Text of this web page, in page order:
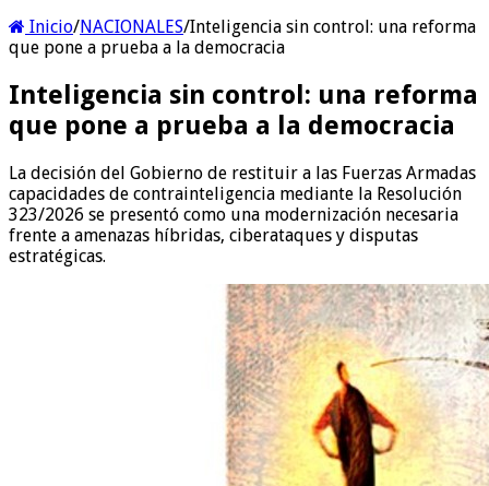
Inicio/NACIONALES/Inteligencia sin control: una reforma
que pone a prueba a la democracia
Inteligencia sin control: una reforma
que pone a prueba a la democracia
La decisión del Gobierno de restituir a las Fuerzas Armadas
capacidades de contrainteligencia mediante la Resolución
323/2026 se presentó como una modernización necesaria
frente a amenazas híbridas, ciberataques y disputas
estratégicas.